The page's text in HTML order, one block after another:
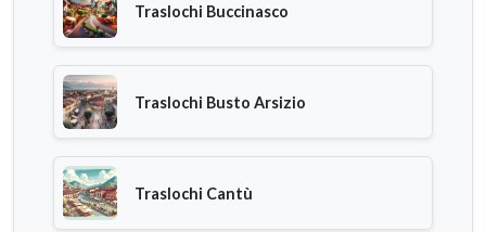
Traslochi Buccinasco
Traslochi Busto Arsizio
Traslochi Cantù